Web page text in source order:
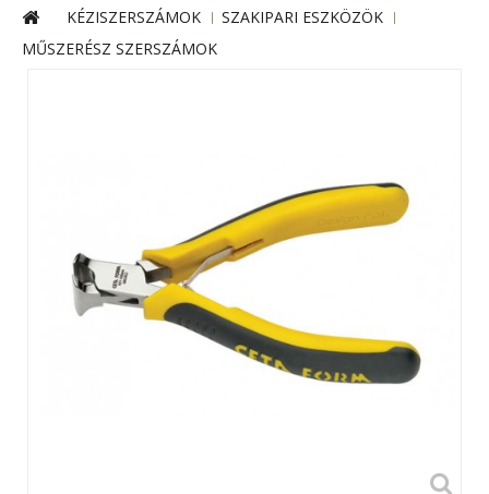
KÉZISZERSZÁMOK
SZAKIPARI ESZKÖZÖK
MŰSZERÉSZ SZERSZÁMOK